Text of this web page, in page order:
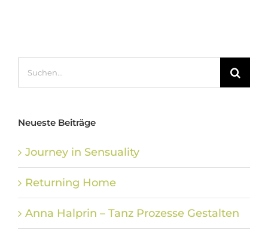
nach:
Neueste Beiträge
Journey in Sensuality
Returning Home
Anna Halprin – Tanz Prozesse Gestalten